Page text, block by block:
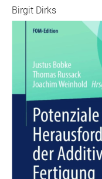
Birgit Dirks